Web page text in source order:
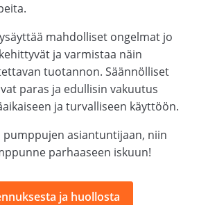
mahdolliset ongelmat jo
ja varmistaa näin
tuotannon. Säännölliset
paras ja edullisin vakuutus
ja turvalliseen käyttöön.
pumppujen asiantuntijaan, niin
parhaaseen iskuun!
ja huollosta